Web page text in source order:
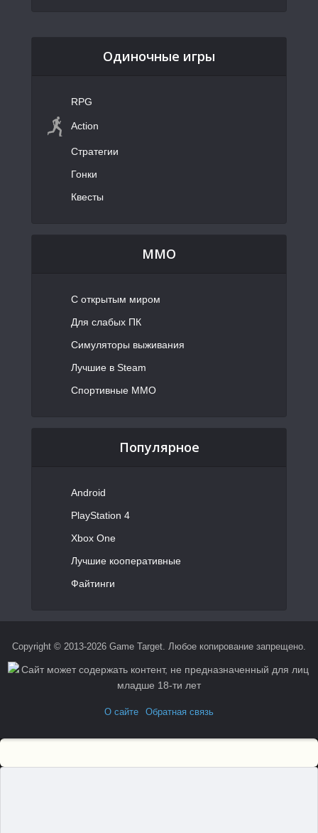
Одиночные игры
RPG
Action
Стратегии
Гонки
Квесты
MMO
С открытым миром
Для слабых ПК
Симуляторы выживания
Лучшие в Steam
Спортивные MMO
Популярное
Android
PlayStation 4
Xbox One
Лучшие кооперативные
Файтинги
Copyright © 2013-2026 Game Target. Любое копирование запрещено.
О сайте Обратная связь